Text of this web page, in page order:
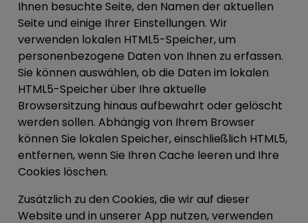
Ihnen besuchte Seite, den Namen der aktuellen
Seite und einige Ihrer Einstellungen. Wir
verwenden lokalen HTML5-Speicher, um
personenbezogene Daten von Ihnen zu erfassen.
Sie können auswählen, ob die Daten im lokalen
HTML5-Speicher über Ihre aktuelle
Browsersitzung hinaus aufbewahrt oder gelöscht
werden sollen. Abhängig von Ihrem Browser
können Sie lokalen Speicher, einschließlich HTML5,
entfernen, wenn Sie Ihren Cache leeren und Ihre
Cookies löschen.
Zusätzlich zu den Cookies, die wir auf dieser
Website und in unserer App nutzen, verwenden